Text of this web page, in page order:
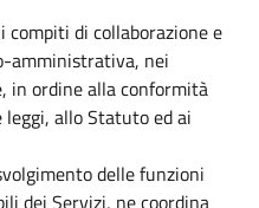
compiti di collaborazione e
amministrativa, nei
in ordine alla conformità
allo Statuto ed ai
delle funzioni
dei Servizi, ne coordina